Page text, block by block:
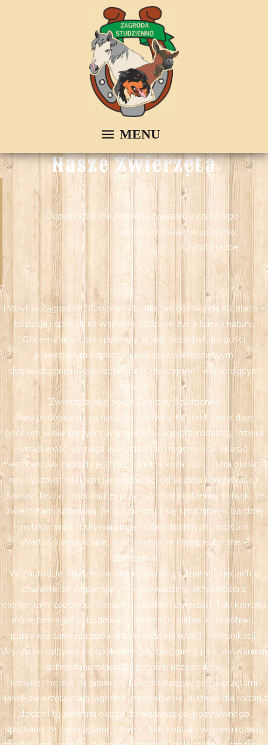
Nasze Zwierzęta
Dopóki ktoś nie pokocha zwierzęcia część jego
duszy pozostaje w uśpieniu.
Anatol France
Pobyt w Zagrodzie Studzienno to dla nas coś więcej niż praca –
to pasja i sposób na wspólne, rodzinne życie blisko natury.
Chcemy, aby czas spędzony w zagrodzie był dla gości
prawdziwym odpoczynkiem oraz wartościowym
doświadczeniem: edukacyjnym, rekreacyjnym i wspierającym
rozwój.
Zwierzęta jako serce Zagrody Studzienno
Nasi podopieczni są naszą wizytówką. Kontakt z nimi daje
gościom wiele korzyści: wspiera edukację przyrodniczą, rozwija
wrażliwość, pomaga w wyciszeniu i regeneracji. Wśród
mieszkańców zagrody jest m.in. dzielna koza Zuza, która obdarza
nas pysznym mlekiem (w zależności od sezonu i możliwości).
Bliskość lasów i otaczającej przyrody oraz codzienny kontakt ze
zwierzętami sprawiają, że goście czują się spokojniejsi, bardziej
zrelaksowani i odrywają myśli od codziennych bodźców.
Wartości edukacyjne, wychowawcze i terapeutyczne –
zooterapia
W Zagrodzie Studzienno zwierzęta biorą udział w zajęciach o
charakterze wspierającym – prowadzimy aktywności z
elementami zooterapii (terapii z udziałem zwierząt). Taki kontakt
może pomagać w budowaniu pewności siebie, koncentracji,
poprawie samopoczucia oraz w rozwoju relacji i komunikacji.
Wszystko odbywa się spokojnie i bezpiecznie, z poszanowaniem
dobrostanu zwierząt i potrzeb uczestników.
Idealne miejsce na pierwszy kontakt dziecka ze zwierzętami
Nasze zwierzęta mają łagodne usposobienie, dlatego dla rodzin z
dziećmi to świetna okazja do pierwszego, pozytywnego
spotkania ze zwierzętami „na wsi”. Taki kontakt wspiera rozwój